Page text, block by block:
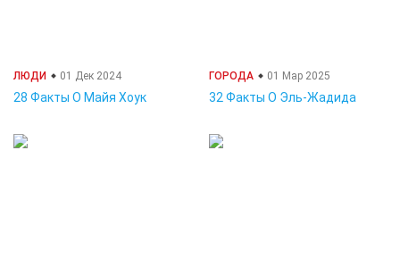
ЛЮДИ 01 Дек 2024
28 Факты О Майя Хоук
ГОРОДА 01 Мар 2025
32 Факты О Эль-Жадида